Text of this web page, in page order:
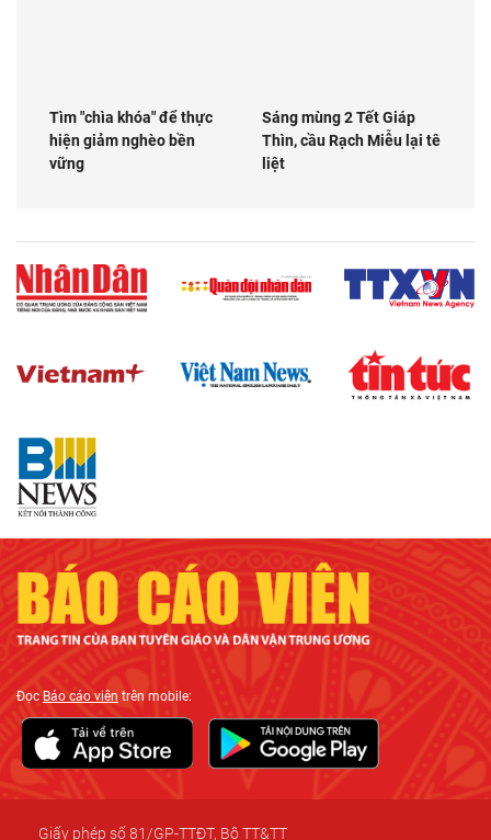
Tìm "chìa khóa" để thực
hiện giảm nghèo bền
vững
Sáng mùng 2 Tết Giáp
Thìn, cầu Rạch Miễu lại tê
liệt
ĐọcBáo cáo viên trên mobile:
Giấy phép số 81/GP-TTĐT, Bộ TT&TT